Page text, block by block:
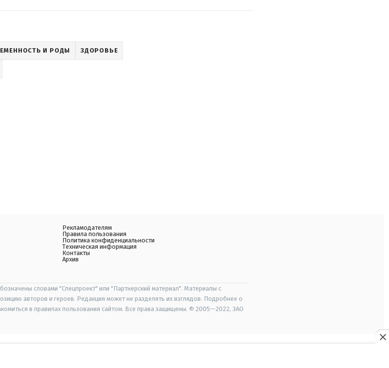
И РОДЫ ЗДОРОВЬЕ
Рекламодателям
Правила пользования
Политика конфиденциальности
Техническая информация
Контакты
Архив
словами "Спецпроект" или "Партнерский материал". Материалы с
авторов и героев. Редакция может не разделять их взглядов. Подробнее о
в правилах пользования сайтом. Все права защищены. © 2005—2022, ЗАО